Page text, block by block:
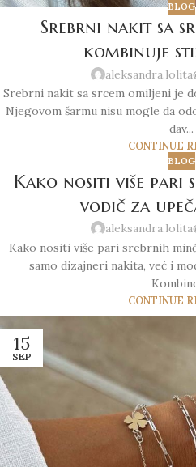
BLOG
Srebrni nakit sa
kombinuje
Srebrni nakit sa srcem omiljeni je
Njegovom šarmu nisu mogle da
dav...
CONTINUE
BLOG
Kako nositi više pari
vodič za
Kako nositi više pari srebrnih
samo dizajneri nakita, već i
CONTINUE
15
SEP